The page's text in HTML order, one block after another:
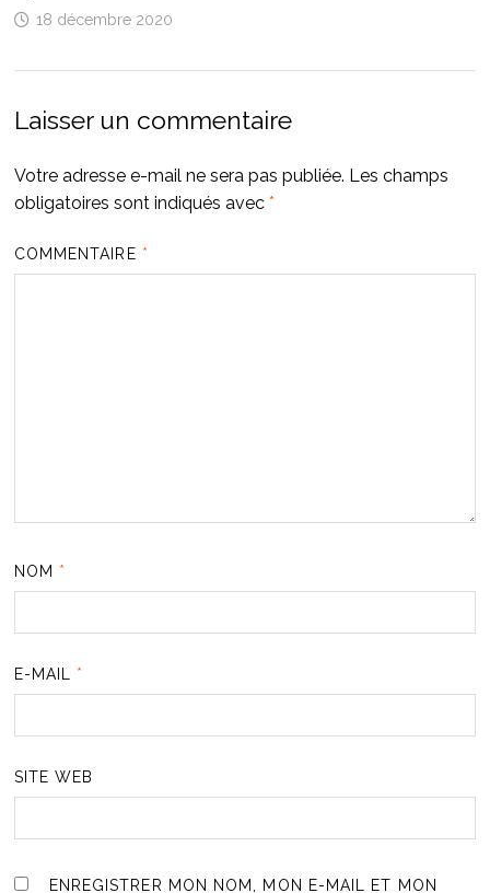
18 décembre 2020
Laisser un commentaire
Votre adresse e-mail ne sera pas publiée. Les champs
obligatoires sont indiqués avec *
COMMENTAIRE *
NOM *
E-MAIL *
SITE WEB
ENREGISTRER MON NOM, MON E-MAIL ET MON